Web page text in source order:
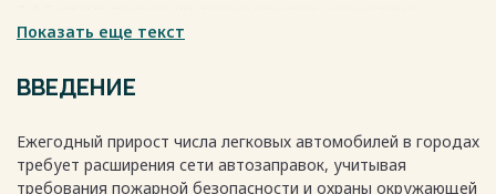
система рекуперации паров бензина 13
работы технологических трубопроводов 14
3 Технологическая часть 16
3.2 Анализ существующих аналогов конструкции 18
3.3 Расчет времени откачки масла из ДВС 21
Показать еще текст
ВВЕДЕНИЕ
Ежегодный прирост числа легковых автомобилей в городах
требует расширения сети автозаправок, учитывая
требования пожарной безопасности и охраны окружающей